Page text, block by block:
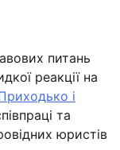
питань
реакції на
і
та
юристів